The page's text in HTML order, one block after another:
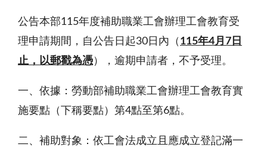
公告本部115年度補助職業工會辦理工會教育受
理申請期間，自公告日起30日內（ 115年4月7日
止，以郵戳為憑），逾期申請者，不予受理。
一、依據：勞動部補助職業工會辦理工會教育實
施要點（下稱要點）第4點至第6點。
二、補助對象：依工會法成立且應成立登記滿一